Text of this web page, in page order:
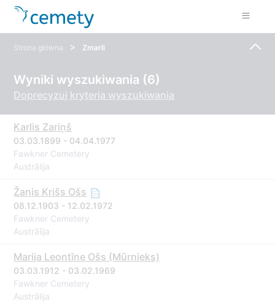
Strona główna > Zmarli
Wyniki wyszukiwania (6)
Doprecyzuj kryteria wyszukiwania
Karlis Zariņš
03.03.1899 - 04.04.1977
Fawkner Cemetery
Austrālija
Žanis Krišs Ošs
08.12.1903 - 12.02.1972
Fawkner Cemetery
Austrālija
Marija Leontīne Ošs (Mūrnieks)
03.03.1912 - 03.02.1969
Fawkner Cemetery
Austrālija